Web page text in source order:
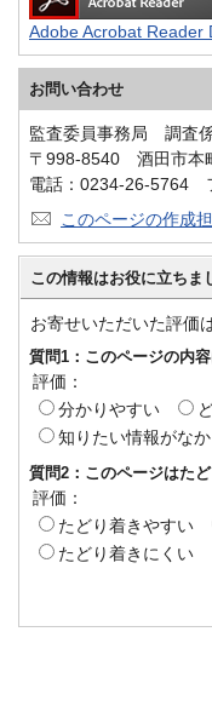
Adobe Acrobat Reader
お問い合わせ
監査委員事務局 調査
〒998-8540 酒田市本
電話：0234-26-5764
このページの作成
この情報はお役に立ちま
お寄せいただいた評価
質問1：このページの内
評価：
分かりやすい
知りたい情報がな
質問2：このページはた
評価：
たどり着きやすい
たどり着きにくい